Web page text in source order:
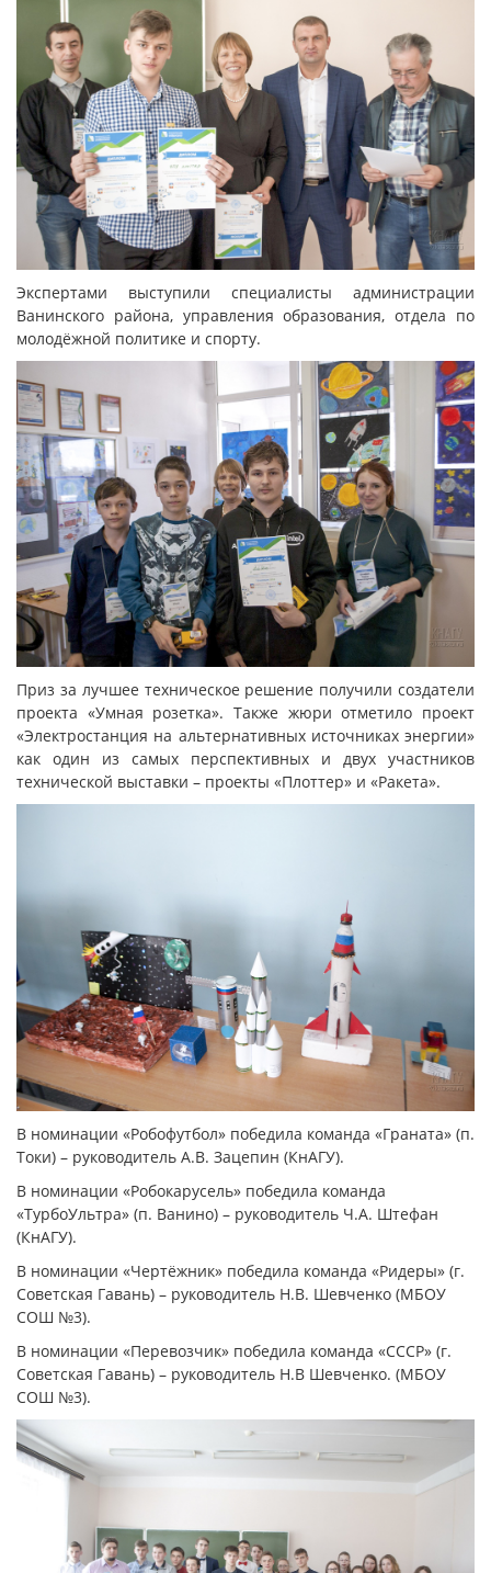
Экспертами выступили специалисты администрации
Ванинского района, управления образования, отдела по
молодёжной политике и спорту.
Приз за лучшее техническое решение получили создатели
проекта «Умная розетка». Также жюри отметило проект
«Электростанция на альтернативных источниках энергии»
как один из самых перспективных и двух участников
технической выставки – проекты «Плоттер» и «Ракета».
В номинации «Робофутбол» победила команда «Граната» (п.
Токи) – руководитель А.В. Зацепин (КнАГУ).
В номинации «Робокарусель» победила команда
«ТурбоУльтра» (п. Ванино) – руководитель Ч.А. Штефан
(КнАГУ).
В номинации «Чертёжник» победила команда «Ридеры» (г.
Советская Гавань) – руководитель Н.В. Шевченко (МБОУ
СОШ №3).
В номинации «Перевозчик» победила команда «СССР» (г.
Советская Гавань) – руководитель Н.В Шевченко. (МБОУ
СОШ №3).